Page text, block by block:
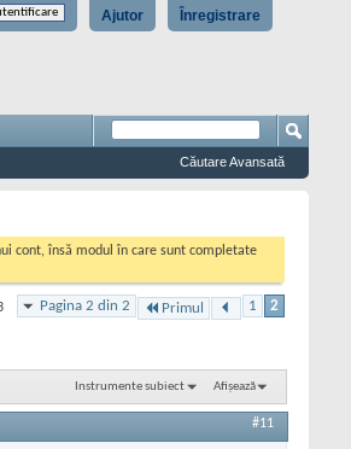
Înregistrare
Ajutor
Căutare Avansată
cont, însă modul în care sunt completate
Pagina 2 din 2 Primul 1 2
Instrumente subiect Afișează
#11